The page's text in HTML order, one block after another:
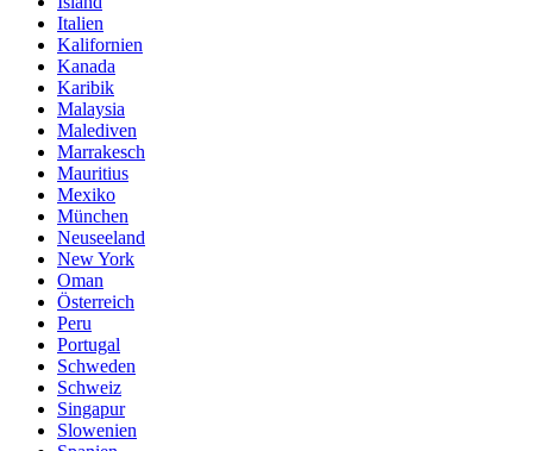
Italien
Kalifornien
Kanada
Karibik
Malaysia
Malediven
Marrakesch
Mauritius
Mexiko
München
Neuseeland
New York
Oman
Österreich
Peru
Portugal
Schweden
Schweiz
Singapur
Slowenien